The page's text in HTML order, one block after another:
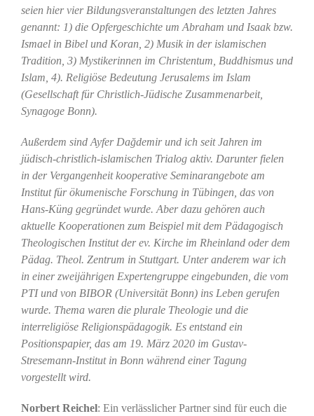
seien hier vier Bildungsveranstaltungen des letzten Jahres
genannt: 1) die Opfergeschichte um Abraham und Isaak bzw.
Ismael in Bibel und Koran, 2) Musik in der islamischen
Tradition, 3) Mystikerinnen im Christentum, Buddhismus und
Islam, 4). Religiöse Bedeutung Jerusalems im Islam
(Gesellschaft für Christlich-Jüdische Zusammenarbeit,
Synagoge Bonn).
Außerdem sind Ayfer Dağdemir und ich seit Jahren im
jüdisch-christlich-islamischen Trialog aktiv. Darunter fielen
in der Vergangenheit kooperative Seminarangebote am
Institut für ökumenische Forschung in Tübingen, das von
Hans-Küng gegründet wurde. Aber dazu gehören auch
aktuelle Kooperationen zum Beispiel mit dem Pädagogisch
Theologischen Institut der ev. Kirche im Rheinland oder dem
Pädag. Theol. Zentrum in Stuttgart. Unter anderem war ich
in einer zweijährigen Expertengruppe eingebunden, die vom
PTI und von BIBOR (Universität Bonn) ins Leben gerufen
wurde. Thema waren die plurale Theologie und die
interreligiöse Religionspädagogik. Es entstand ein
Positionspapier, das am 19. März 2020 im Gustav-
Stresemann-Institut in Bonn während einer Tagung
vorgestellt wird.
Norbert Reichel: Ein verlässlicher Partner sind für euch die